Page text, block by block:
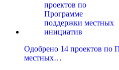
Одобрено 14 проектов по
местных…